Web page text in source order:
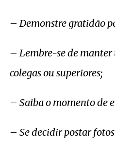
– Demonstre gratidão
– Lembre-se de manter
colegas ou superiores;
– Saiba o momento de
– Se decidir postar